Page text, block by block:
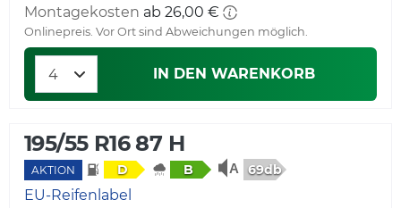
Montagekosten ab 26,00 €
Onlinepreis. Vor Ort sind Abweichungen möglich.
IN DEN WARENKORB
195/55 R16 87 H
AKTION D B 69db
EU-Reifenlabel